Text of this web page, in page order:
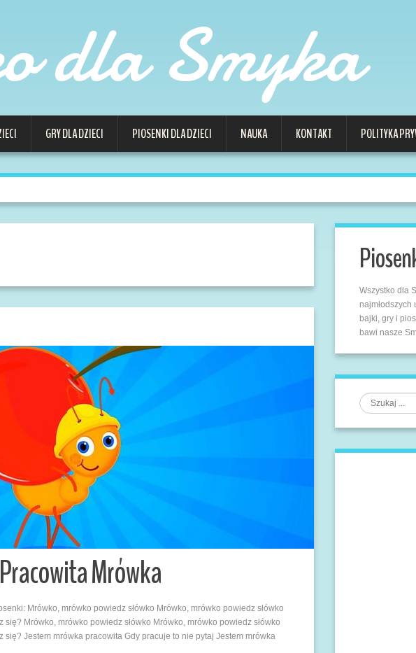
dla Smyka
GRY DLA DZIECI PIOSENKI DLA DZIECI NAUKA KONTAKT POLITYKA
Mrówka
Mrówko, mrówko powiedz słówko Mrówko, mrówko powiedz słówko
się? Mrówko, mrówko powiedz słówko Mrówko, mrówko powiedz słówko
się? Jestem mrówka pracowita Gdy pracuje to nie pytaj Jestem mrówka
Wszystko dla
bajki, gry i
bawi nasze
Szukaj